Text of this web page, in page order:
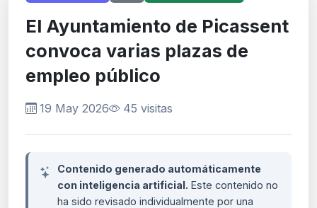
El Ayuntamiento de Picassent
convoca varias plazas de
empleo público
19 May 2026 45 visitas
Contenido generado automáticamente
con inteligencia artificial. Este contenido no
ha sido revisado individualmente por una